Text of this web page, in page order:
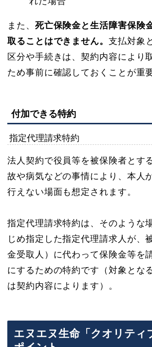
また、 死亡保険金と生活障害保険
取ることはできません。 支払対象
区分や手続きは、契約内容により
ため事前に確認しておくことが重
付加できる特約
指定代理請求特約
法人契約で役員等を被保険者とす
故や病気などの事情により、本人
行えない場面も想定されます。
指定代理請求特約は、そのような
じめ指定した指定代理請求人が、
金受取人）に代わって保険金等を
にするための特約です（対象とな
は契約内容によります）。
エヌエヌ生命「クオリティ